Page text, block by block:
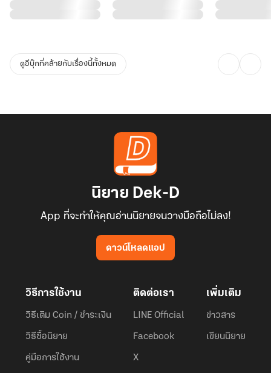
ดูอีบุ๊กที่คล้ายกับเรื่องนี้ทั้งหมด
นิยาย Dek-D
App ที่จะทำให้คุณอ่านนิยายจนวางมือถือไม่ลง!
ดาวน์โหลดแอป
วิธีการใช้งาน
วิธีเติม Coin / ชำระเงิน
วิธีซื้อนิยาย
คู่มือการใช้งาน
ติดต่อเรา
LINE Official
Facebook
X
เพิ่มเติม
ข่าวสาร
เขียนนิยาย